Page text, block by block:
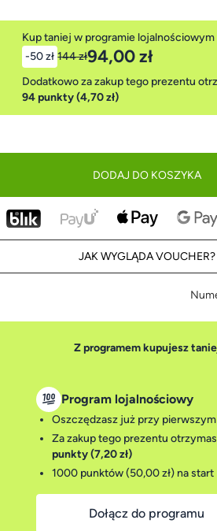
Kup taniej w programie lojalnościowym
-50 zł 144 zł94,00 zł
Dodatkowo za zakup tego prezentu
94 punkty (4,70 zł)
DODAJ DO KOSZYKA
JAK WYGLĄDA VOUCHER?
Z programem kupujesz
Program lojalnościowy
Oszczędzasz już przy
Za zakup tego prezentu
punkty (7,20 zł)
1000 punktów (50,00 zł) na start
Dołącz do programu